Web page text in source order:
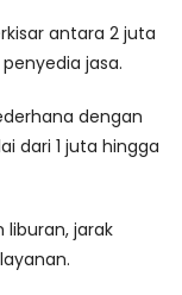
antara 2 juta
jasa.
dengan
dari 1 juta hingga
jarak